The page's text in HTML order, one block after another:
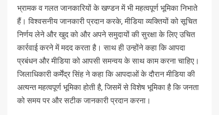
भ्रामक व गलत जानकारियों के खण्डन में भी महत्वपूर्ण भूमिका निभाते
हैं। विश्वसनीय जानकारी प्रदान करके, मीडिया व्यक्तियों को सूचित
निर्णय लेने और खुद को और अपने समुदायों की सुरक्षा के लिए उचित
कार्रवाई करने में मदद करता है। साथ ही उन्होंने कहा कि आपदा
प्रबंधन और मीडिया को आपसी समन्वय के साथ काम करना चाहिए।
जिलाधिकारी कर्मेंद्र सिंह ने कहा कि आपदाओं के दौरान मीडिया की
अत्यन्त महत्वपूर्ण भूमिका होती है, जिसमें से विशेष भूमिका है कि जनता
को समय पर और सटीक जानकारी प्रदान करना।